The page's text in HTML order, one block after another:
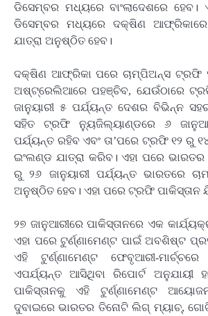
ଡିସେମ୍ବର ମଧ୍ୟରେ ବାଂଲାଦେଶରେ
ଡିସେମ୍ବର ମଧ୍ୟରେ ଦକ୍ଷିଣ
ଯାତ୍ରା ଅନୁଷ୍ଠିତ ହେବ।
ଦକ୍ଷିଣ ଆଫ୍ରିକା ପରେ ଚାମ୍ପିଅନ୍ସ ଟ୍ରଫି
ଅଷ୍ଟ୍ରେଲିଆରେ ପହଞ୍ଚିବ, ଯେଉଁଠାରେ
ଜାନୁୟାରୀ ୫ ପର୍ଯ୍ୟନ୍ତ ଦେଶର ବିଭିନ୍ନ
ସହିତ ଟ୍ରଫି ନ୍ୟୁଜିଲ୍ୟାଣ୍ଡରେ ୬
ପର୍ଯ୍ୟନ୍ତ ରହିବ ଏବଂ ତା’ପରେ ଟ୍ରଫି ୧୨ ରୁ
ଇଂଲଣ୍ଡ ଯାତ୍ରା କରିବ। ଏହା ପରେ ଭାରତର
ରୁ ୨୬ ଜାନୁୟାରୀ ପର୍ଯ୍ୟନ୍ତ ଭାରତରେ
ଅନୁଷ୍ଠିତ ହେବ। ଏହା ପରେ ଟ୍ରଫି ପାକିସ୍ତାନ
୨୭ ଜାନୁଆରୀରେ ପାକିସ୍ତାନରେ ଏକ
ଏହା ପରେ ଟୁର୍ଣ୍ଣାମେଣ୍ଟ ପାଇଁ ଅବଶିଷ୍ଟ
ଏହି ଟୁର୍ଣ୍ଣାମେଣ୍ଟ ଫେବୃଆରୀ-
ଏପର୍ଯ୍ୟନ୍ତ ଆସିଥିବା ରିପୋର୍ଟ ଅନୁଯାୟୀ
ପାକିସ୍ତାନକୁ ଏହି ଟୁର୍ଣ୍ଣାମେଣ୍ଟ
ଦୁବାଇରେ ଭାରତର ତିନୋଟି ଲିଗ୍ ମ୍ୟାଚ୍,